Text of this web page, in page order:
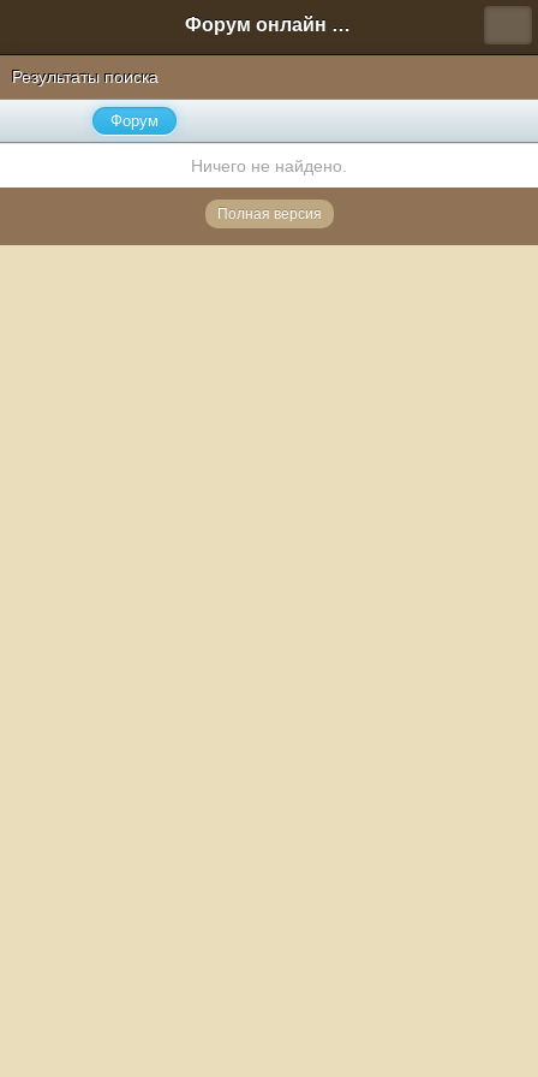
Форум онлайн игры "Новая Эра" (Нюра Биз)
Результаты поиска
Форум
Ничего не найдено.
Полная версия